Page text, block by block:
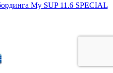
My SUP 11.6 SPECIAL